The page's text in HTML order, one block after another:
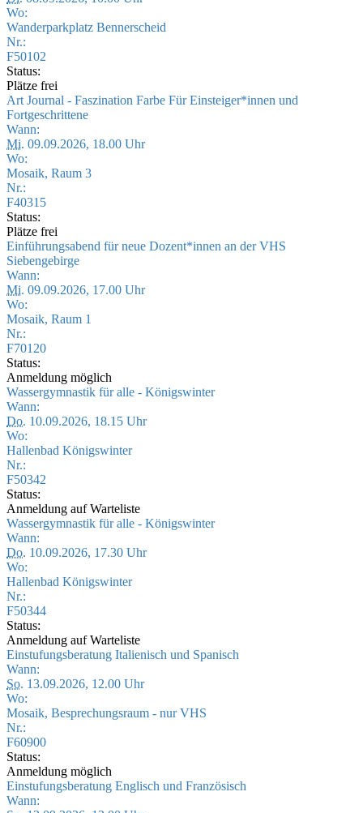
Wo:
Wanderparkplatz Bennerscheid
Nr.:
F50102
Status:
Plätze frei
Art Journal - Faszination Farbe Für Einsteiger*innen und
Fortgeschrittene
Wann:
Mi. 09.09.2026, 18.00 Uhr
Wo:
Mosaik, Raum 3
Nr.:
F40315
Status:
Plätze frei
Einführungsabend für neue Dozent*innen an der VHS
Siebengebirge
Wann:
Mi. 09.09.2026, 17.00 Uhr
Wo:
Mosaik, Raum 1
Nr.:
F70120
Status:
Anmeldung möglich
Wassergymnastik für alle - Königswinter
Wann:
Do. 10.09.2026, 18.15 Uhr
Wo:
Hallenbad Königswinter
Nr.:
F50342
Status:
Anmeldung auf Warteliste
Wassergymnastik für alle - Königswinter
Wann:
Do. 10.09.2026, 17.30 Uhr
Wo:
Hallenbad Königswinter
Nr.:
F50344
Status:
Anmeldung auf Warteliste
Einstufungsberatung Italienisch und Spanisch
Wann:
So. 13.09.2026, 12.00 Uhr
Wo:
Mosaik, Besprechungsraum - nur VHS
Nr.:
F60900
Status:
Anmeldung möglich
Einstufungsberatung Englisch und Französisch
Wann: